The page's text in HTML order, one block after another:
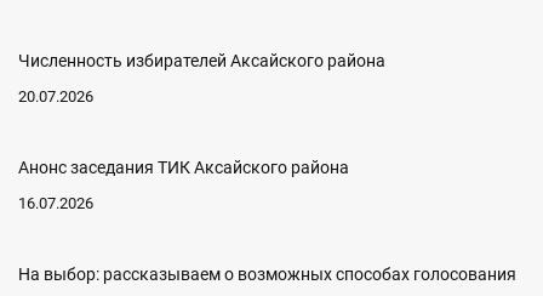
Численность избирателей Аксайского района
20.07.2026
Анонс заседания ТИК Аксайского района
16.07.2026
На выбор: рассказываем о возможных способах голосования